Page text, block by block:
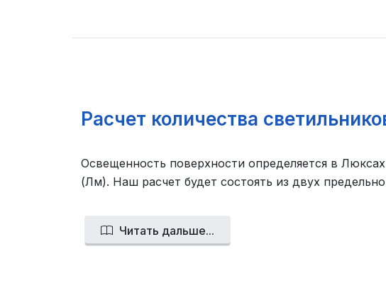
Расчет количества
Освещенность поверхности определяется в
(Лм). Наш расчет будет состоять из двух
Читать дальше...